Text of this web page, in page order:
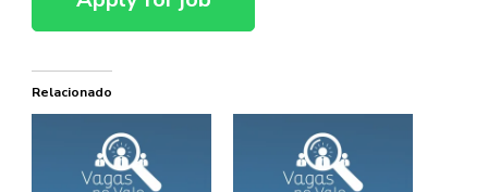
Relacionado